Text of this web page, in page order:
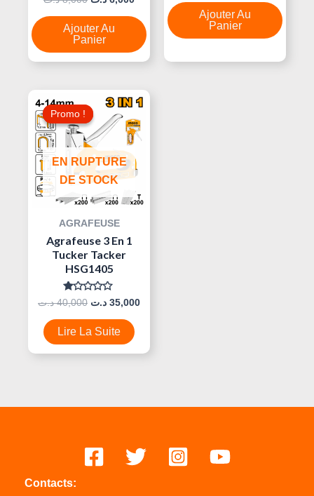
0
Sur
5
Ajouter Au
Panier
5
Ajouter Au
Panier
Promo !
EN RUPTURE
DE STOCK
Promo !
AGRAFEUSE
Agrafeuse 3 En 1
Tucker Tacker
HSG1405
Note
Sur
5
40,000 د.ت
Prix
Initial
Était :
35,000 د.ت
Le
Prix
Actuel
Est :
Lire La Suite
Contacts: